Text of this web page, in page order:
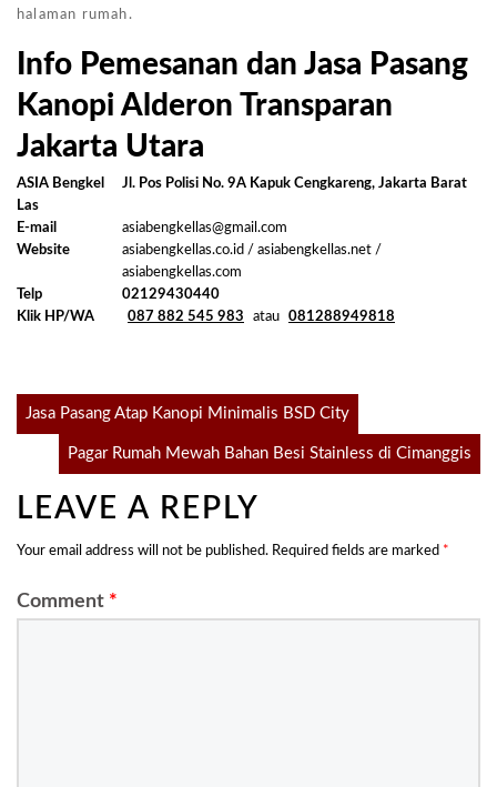
halaman rumah.
Info Pemesanan dan Jasa Pasang
Kanopi Alderon Transparan
Jakarta Utara
ASIA Bengkel
Las
Jl. Pos Polisi No. 9A Kapuk Cengkareng, Jakarta Barat
E-mail
asiabengkellas@gmail.com
Website
asiabengkellas.co.id / asiabengkellas.net /
asiabengkellas.com
Telp
02129430440
Klik HP/WA
087 882 545 983 atau 081288949818
Post
navigation
Jasa Pasang Atap Kanopi Minimalis BSD City
Pagar Rumah Mewah Bahan Besi Stainless di Cimanggis
LEAVE A REPLY
Your email address will not be published. Required fields are marked *
Comment *